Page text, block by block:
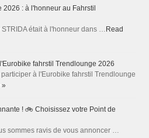
2026 : à l'honneur au Fahrstil
était à l'honneur dans … Read
fahrstil Trendlounge 2026
à l'Eurobike fahrstil Trendlounge
»
! 🚲 Choisissez votre Point de
sommes ravis de vous annoncer …